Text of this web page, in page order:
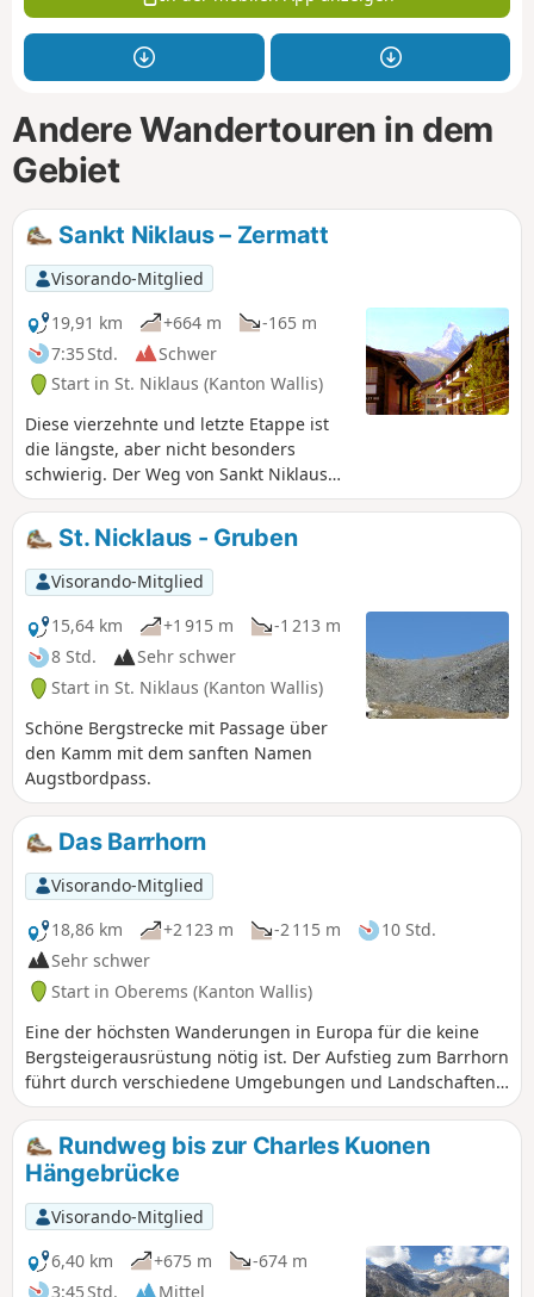
Andere Wandertouren in dem
Gebiet
Sankt Niklaus – Zermatt
Visorando-Mitglied
19,91 km
+664 m
-165 m
7:35 Std.
Schwer
Start in St. Niklaus (Kanton Wallis)
Diese vierzehnte und letzte Etappe ist
die längste, aber nicht besonders
schwierig. Der Weg von Sankt Niklaus
nach Zermatt ist gut erkennbar. Er folgt
der Matter Vispa, dem Fluss, der von
Zermatt herabfließt, und der
Zahnradbahn, deren Endstation in
Zermatt liegt. Alle Zutaten für ein
Schweizer Postkartenmotiv sind
vorhanden: das Matterhorn, Gletscher,
der Wildbach, Kirchen mit
Zwiebeltürmen, die kleine Zahnradbahn
und das wunderschöne autofreie Dorf
Zermatt.
St. Nicklaus - Gruben
Visorando-Mitglied
15,64 km
+1 915 m
-1 213 m
8 Std.
Sehr schwer
Start in St. Niklaus (Kanton Wallis)
Schöne Bergstrecke mit Passage über
den Kamm mit dem sanften Namen
Augstbordpass.
Das Barrhorn
Visorando-Mitglied
18,86 km
+2 123 m -2 115 m
10 Std.
Sehr schwer
Start in Oberems (Kanton Wallis)
Eine der höchsten Wanderungen in Europa für die keine
Bergsteigerausrüstung nötig ist. Der Aufstieg zum Barrhorn
führt durch verschiedene Umgebungen und Landschaften
(Wald, Almen, Gletscher, Bäche, Moränen, Höhenrücken
usw.), so dass Sie voll auf Ihre Kosten kommen. Der Gipfel
ist von anderen Gipfeln umgeben, die gleich hoch oder
noch imposanter sind, und bietet ein atemberaubendes
Panorama aus schwarzen Felsen und weißen Gletschern.
Wandertour nur für erfahrene und höhengewohnte
Wanderer geeignet.
Rundweg bis zur Charles Kuonen
Hängebrücke
Visorando-Mitglied
6,40 km
+675 m
-674 m
3:45 Std.
Mittel